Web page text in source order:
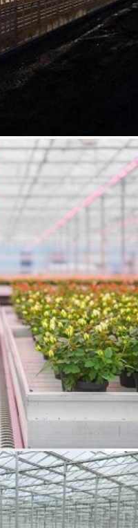
za isporuku na teritoriji
kontaktirate za informacije o
3. PREVENT 80 WP 4.
WG 6. GALOFUNGIN T
250 SC
9. FOSSAL 80